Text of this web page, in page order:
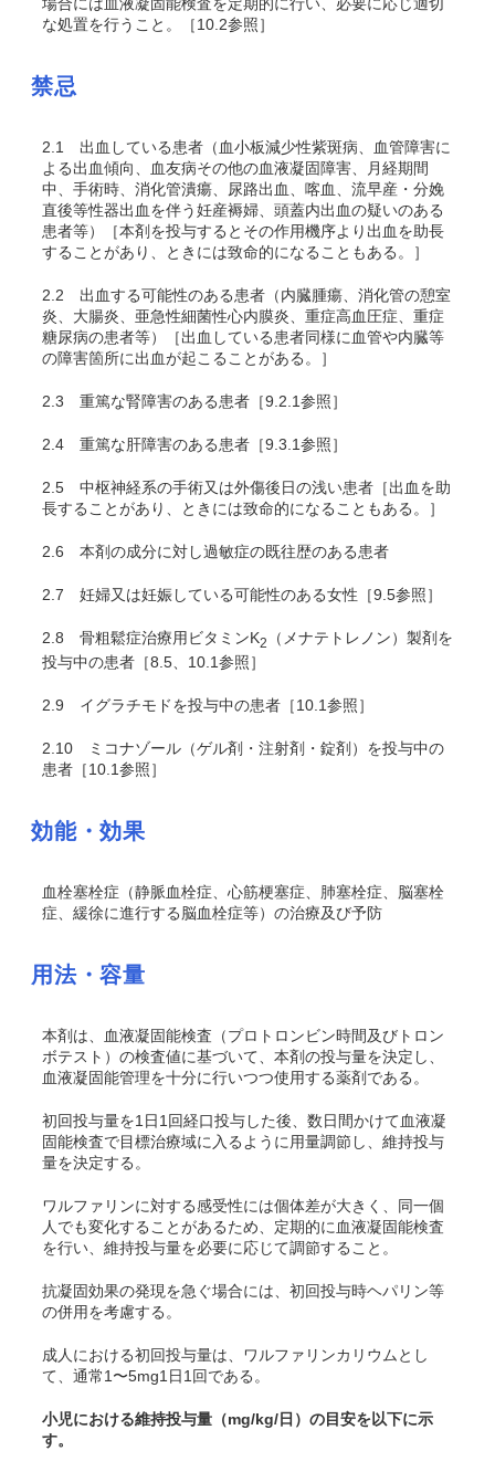
な処置を行うこと。［10.2参照］
禁忌
2.1
出血している患者（血小板減少性紫斑病、血管障害に
よる出血傾向、血友病その他の血液凝固障害、月経期間
中、手術時、消化管潰瘍、尿路出血、喀血、流早産・分娩
直後等性器出血を伴う妊産褥婦、頭蓋内出血の疑いのある
患者等）［本剤を投与するとその作用機序より出血を助長
することがあり、ときには致命的になることもある。］
2.2 出血する可能性のある患者（内臓腫瘍、消化管の憩室
炎、大腸炎、亜急性細菌性心内膜炎、重症高血圧症、重症
糖尿病の患者等）［出血している患者同様に血管や内臓等
の障害箇所に出血が起こることがある。］
2.3 重篤な腎障害のある患者［9.2.1参照］
2.4 重篤な肝障害のある患者［9.3.1参照］
2.5 中枢神経系の手術又は外傷後日の浅い患者［出血を助
長することがあり、ときには致命的になることもある。］
2.6 本剤の成分に対し過敏症の既往歴のある患者
2.7 妊婦又は妊娠している可能性のある女性［9.5参照］
2.8 骨粗鬆症治療用ビタミンK2
（メナテトレノン）製剤を
投与中の患者［8.5、10.1参照］
2.9 イグラチモドを投与中の患者［10.1参照］
2.10 ミコナゾール（ゲル剤・注射剤・錠剤）を投与中の
患者［10.1参照］
効能・効果
血栓塞栓症（静脈血栓症、心筋梗塞症、肺塞栓症、脳塞栓
症、緩徐に進行する脳血栓症等）の治療及び予防
用法・容量
本剤は、血液凝固能検査（プロトロンビン時間及びトロン
ボテスト）の検査値に基づいて、本剤の投与量を決定し、
血液凝固能管理を十分に行いつつ使用する薬剤である。
初回投与量を1日1回経口投与した後、数日間かけて血液凝
固能検査で目標治療域に入るように用量調節し、維持投与
量を決定する。
ワルファリンに対する感受性には個体差が大きく、同一個
人でも変化することがあるため、定期的に血液凝固能検査
を行い、維持投与量を必要に応じて調節すること。
抗凝固効果の発現を急ぐ場合には、初回投与時ヘパリン等
の併用を考慮する。
成人における初回投与量は、ワルファリンカリウムとし
て、通常1〜5mg1日1回である。
小児における維持投与量（mg/kg/日）の目安を以下に示
す。